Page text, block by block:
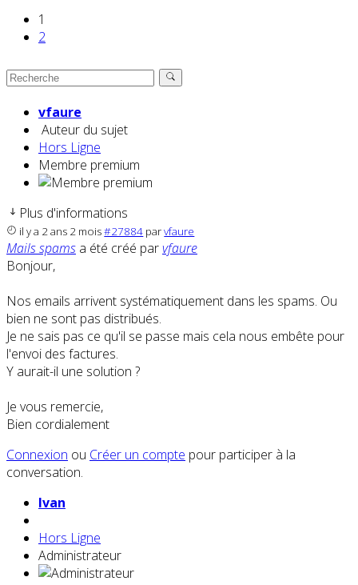
1
2
vfaure
Auteur du sujet
Hors Ligne
Membre premium
Plus d'informations
il y a 2 ans 2 mois#27884 parvfaure
Mails spams a été créé parvfaure
Bonjour,
Nos emails arrivent systématiquement dans les spams. Ou
bien ne sont pas distribués.
Je ne sais pas ce qu'il se passe mais cela nous embête pour
l'envoi des factures.
Y aurait-il une solution ?
Je vous remercie,
Bien cordialement
Connexion ou Créer un compte pour participer à la
conversation.
Ivan
Hors Ligne
Administrateur